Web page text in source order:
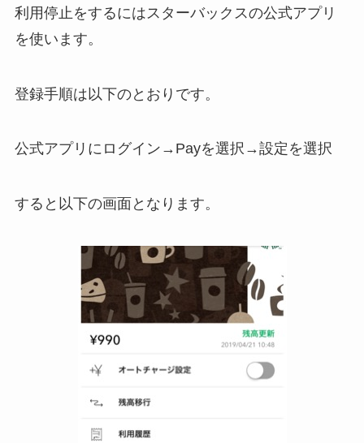
利用停止をするにはスターバックスの公式アプリ
を使います。
登録手順は以下のとおりです。
公式アプリにログイン→Payを選択→設定を選択
すると以下の画面となります。